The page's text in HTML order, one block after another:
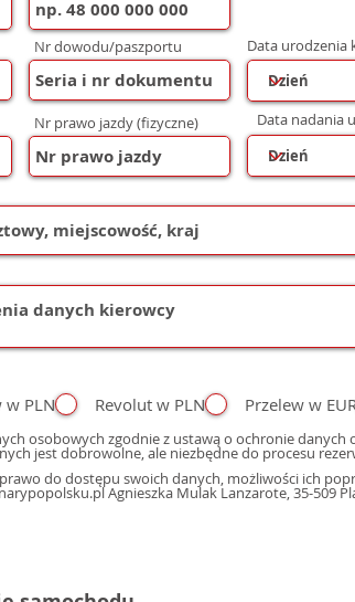
Nr dowodu/paszportu Data urodzenia
Nr prawo jazdy (fizyczne) Data nadania
w PLN Revolut w PLN Przelew w
osobowych zgodnie z ustawą o ochronie danych
jest dobrowolne, ale niezbędne do procesu
do dostępu swoich danych, możliwości ich
Agnieszka Mulak Lanzarote, 35-509